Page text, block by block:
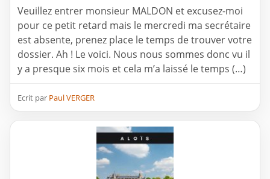
Veuillez entrer monsieur MALDON et excusez-moi
pour ce petit retard mais le mercredi ma secrétaire
est absente, prenez place le temps de trouver votre
dossier. Ah ! Le voici. Nous nous sommes donc vu il
y a presque six mois et cela m’a laissé le temps (…)
Ecrit par Paul VERGER